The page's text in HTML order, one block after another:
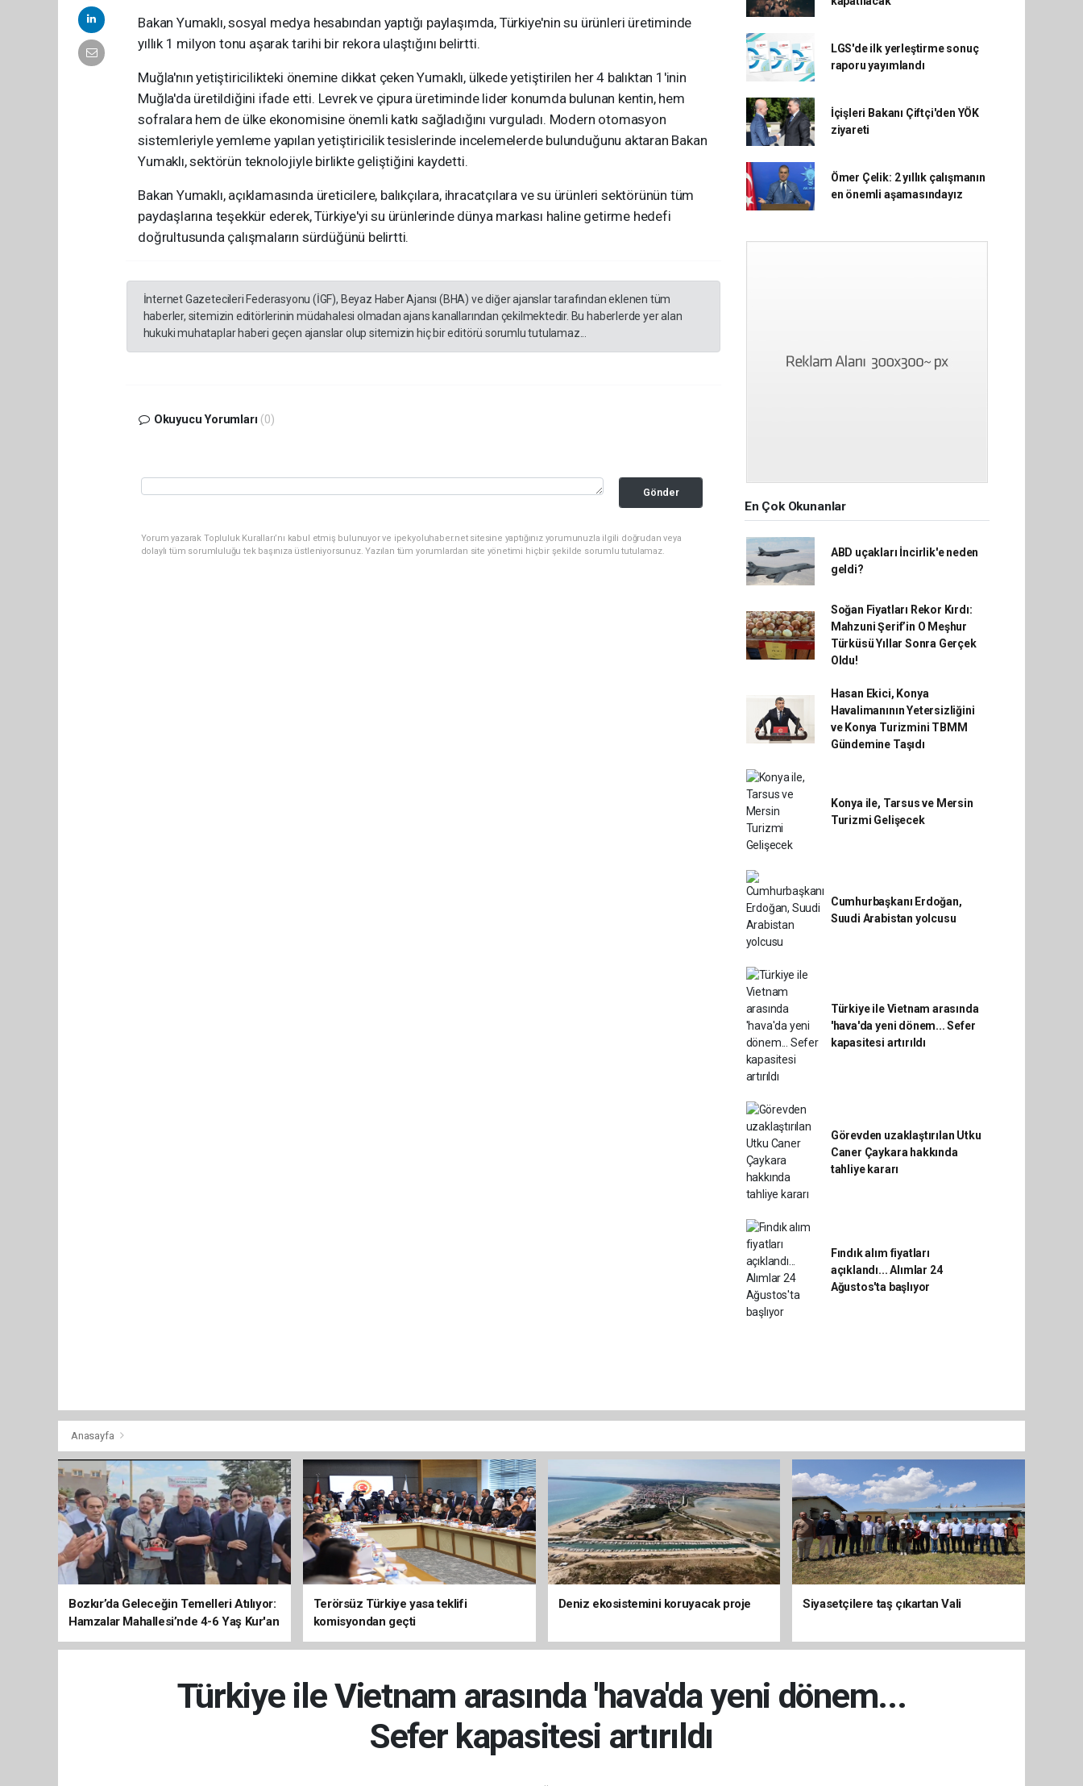
Bakan Yumaklı, sosyal medya hesabından yaptığı paylaşımda, Türkiye'nin su ürünleri üretiminde
yıllık 1 milyon tonu aşarak tarihi bir rekora ulaştığını belirtti.
Muğla'nın yetiştiricilikteki önemine dikkat çeken Yumaklı, ülkede yetiştirilen her 4 balıktan 1'inin
Muğla'da üretildiğini ifade etti. Levrek ve çipura üretiminde lider konumda bulunan kentin, hem
sofralara hem de ülke ekonomisine önemli katkı sağladığını vurguladı. Modern otomasyon
sistemleriyle yemleme yapılan yetiştiricilik tesislerinde incelemelerde bulunduğunu aktaran Bakan
Yumaklı, sektörün teknolojiyle birlikte geliştiğini kaydetti.
Bakan Yumaklı, açıklamasında üreticilere, balıkçılara, ihracatçılara ve su ürünleri sektörünün tüm
paydaşlarına teşekkür ederek, Türkiye'yi su ürünlerinde dünya markası haline getirme hedefi
doğrultusunda çalışmaların sürdüğünü belirtti.
İnternet Gazetecileri Federasyonu (İGF), Beyaz Haber Ajansı (BHA) ve diğer ajanslar tarafından eklenen tüm
haberler, sitemizin editörlerinin müdahalesi olmadan ajans kanallarından çekilmektedir. Bu haberlerde yer alan
hukuki muhataplar haberi geçen ajanslar olup sitemizin hiç bir editörü sorumlu tutulamaz...
Okuyucu Yorumları (0)
Gönder
Yorum yazarak Topluluk Kuralları’nı kabul etmiş bulunuyor ve ipekyoluhaber.net sitesine yaptığınız yorumunuzla ilgili doğrudan veya
dolaylı tüm sorumluluğu tek başınıza üstleniyorsunuz. Yazılan tüm yorumlardan site yönetimi hiçbir şekilde sorumlu tutulamaz.
LGS'de ilk yerleştirme sonuç
raporu yayımlandı
İçişleri Bakanı Çiftçi'den YÖK
ziyareti
Ömer Çelik: 2 yıllık çalışmanın
en önemli aşamasındayız
En Çok Okunanlar
ABD uçakları İncirlik'e neden
geldi?
Soğan Fiyatları Rekor Kırdı:
Mahzuni Şerif’in O Meşhur
Türküsü Yıllar Sonra Gerçek
Oldu!
Hasan Ekici, Konya
Havalimanının Yetersizliğini
ve Konya Turizmini TBMM
Gündemine Taşıdı
Konya ile, Tarsus ve Mersin
Turizmi Gelişecek
Cumhurbaşkanı Erdoğan,
Suudi Arabistan yolcusu
Türkiye ile Vietnam arasında
'hava'da yeni dönem... Sefer
kapasitesi artırıldı
Görevden uzaklaştırılan Utku
Caner Çaykara hakkında
tahliye kararı
Fındık alım fiyatları
açıklandı... Alımlar 24
Ağustos'ta başlıyor
Anasayfa
Bozkır’da Geleceğin Temelleri Atılıyor:
Hamzalar Mahallesi’nde 4-6 Yaş Kur'an
Kursu İnşaatı Başladı
Terörsüz Türkiye yasa teklifi
komisyondan geçti
Deniz ekosistemini koruyacak proje Siyasetçilere taş çıkartan Vali
Türkiye ile Vietnam arasında 'hava'da yeni dönem...
Sefer kapasitesi artırıldı